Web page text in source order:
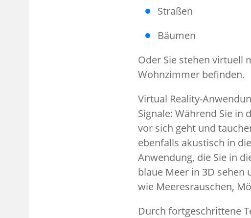
Straßen
Bäumen
Oder Sie stehen virtuell
Wohnzimmer befinden.
Virtual Reality-
Signale: Während Sie
vor sich geht und
ebenfalls akustisch in
Anwendung, die Sie in
blaue Meer in 3D sehen
wie Meeresrauschen,
Durch fortgeschrittene